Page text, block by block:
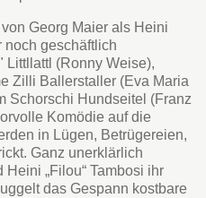
Georg Maier als Heini
geschäftlich
Littllattl (Ronny Weise),
Zilli Ballerstaller (Eva Maria
Schorschi Hundseitel (Franz
Komödie auf die
in Lügen, Betrügereien,
Ganz unerklärlich
„Filou“ Tambosi ihr
das Gespann kostbare